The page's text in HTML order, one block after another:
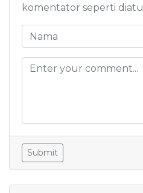
komentator seperti
Submit